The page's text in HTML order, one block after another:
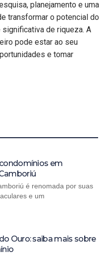
planejamento e uma
transformar o potencial do
de riqueza. A
pode estar ao seu
e tomar
em
é renomada por suas
e um
Ouro: saiba mais sobre